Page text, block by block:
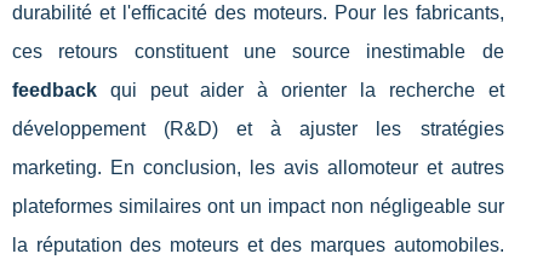
durabilité et l'efficacité des moteurs. Pour les fabricants,
ces retours constituent une source inestimable de
feedback qui peut aider à orienter la recherche et
développement (R&D) et à ajuster les stratégies
marketing. En conclusion, les avis allomoteur et autres
plateformes similaires ont un impact non négligeable sur
la réputation des moteurs et des marques automobiles.